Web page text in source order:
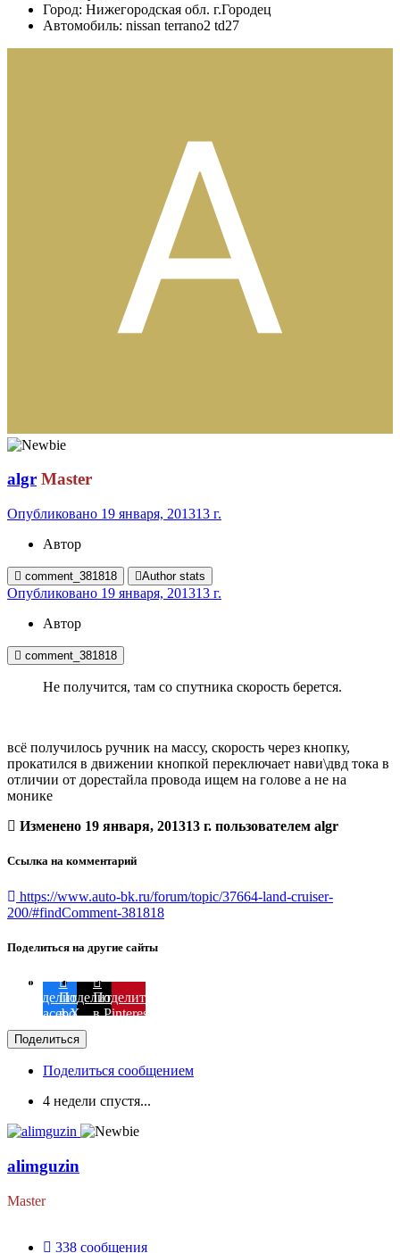
Город: Нижегородская обл. г.Городец
Автомобиль: nissan terrano2 td27
algr Master
Опубликовано 19 января, 201313 г.
Автор
comment_381818 Author stats
Опубликовано 19 января, 201313 г.
Автор
comment_381818
Не получится, там со спутника скорость берется.
всё получилось ручник на массу, скорость через кнопку,
прокатился в движении кнопкой переключает нави\двд тока в
отличии от дорестайла провода ищем на голове а не на
монике
Изменено 19 января, 201313 г. пользователем algr
Ссылка на комментарий
https://www.auto-bk.ru/forum/topic/37664-land-cruiser-
200/#findComment-381818
Поделиться на другие сайты
Поделиться
в Facebook
Поделиться
в X
Поделиться
в Pinterest
Поделиться
Поделиться сообщением
4 недели спустя...
alimguzin
Master
338 сообщения